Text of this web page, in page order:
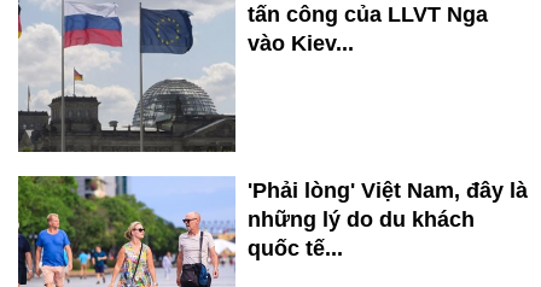
tấn công của LLVT Nga
vào Kiev...
'Phải lòng' Việt Nam, đây là
những lý do du khách
quốc tế...